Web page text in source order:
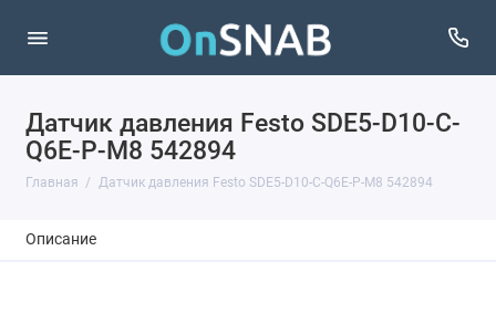
Датчик давления Festo SDE5-D10-C-
Q6E-P-M8 542894
Главная Датчик давления Festo SDE5-D10-C-Q6E-P-M8 542894
Описание